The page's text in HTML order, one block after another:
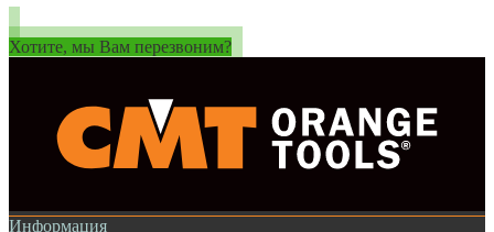
Хотите, мы Вам перезвоним?
Информация